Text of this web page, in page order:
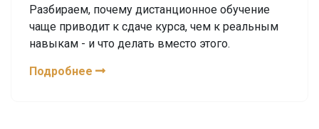
Разбираем, почему дистанционное обучение
чаще приводит к сдаче курса, чем к реальным
навыкам - и что делать вместо этого.
Подробнее